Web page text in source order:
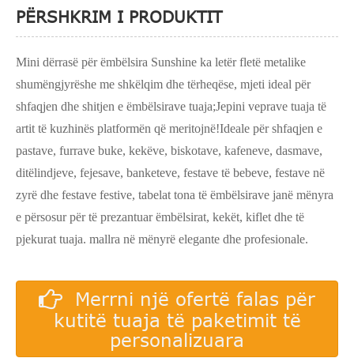
PËRSHKRIM I PRODUKTIT
Mini dërrasë për ëmbëlsira Sunshine ka letër fletë metalike
shumëngjyrëshe me shkëlqim dhe tërheqëse, mjeti ideal për
shfaqjen dhe shitjen e ëmbëlsirave tuaja;Jepini veprave tuaja të
artit të kuzhinës platformën që meritojnë!Ideale për shfaqjen e
pastave, furrave buke, kekëve, biskotave, kafeneve, dasmave,
ditëlindjeve, fejesave, banketeve, festave të bebeve, festave në
zyrë dhe festave festive, tabelat tona të ëmbëlsirave janë mënyra
e përsosur për të prezantuar ëmbëlsirat, kekët, kiflet dhe të
pjekurat tuaja. mallra në mënyrë elegante dhe profesionale.
Merrni një ofertë falas për
kutitë tuaja të paketimit të
personalizuara